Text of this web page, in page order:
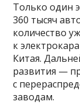
Только один
360 тысяч
количество
к
Китая.
развития —
с
заводам.